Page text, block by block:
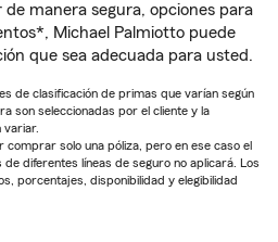
manera segura, opciones para
Michael Palmiotto puede
que sea adecuada para usted.
de clasificación de primas que varían según
son seleccionadas por el cliente y la
variar.
comprar solo una póliza, pero en ese caso el
diferentes líneas de seguro no aplicará. Los
porcentajes, disponibilidad y elegibilidad